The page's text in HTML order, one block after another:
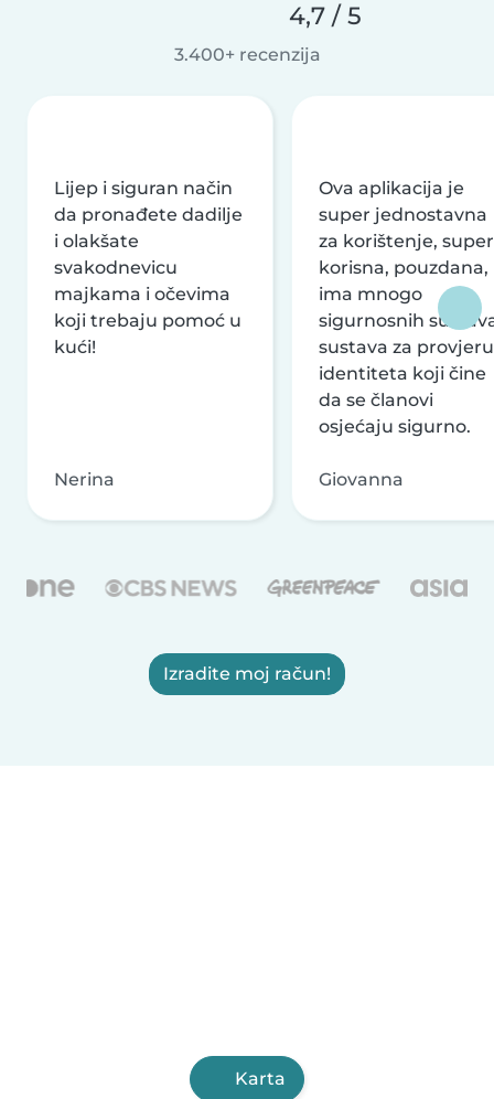
4,7 / 5
3.400+ recenzija
Lijep i siguran način
da pronađete dadilje
i olakšate
svakodnevicu
majkama i očevima
koji trebaju pomoć u
kući!
Nerina
Ova aplikacija je
super jednostavna
za korištenje, super
korisna, pouzdana,
ima mnogo
sigurnosnih
sustava za provjeru
identiteta koji čine
da se članovi
osjećaju sigurno.
Giovanna
Izradite moj račun!
Karta